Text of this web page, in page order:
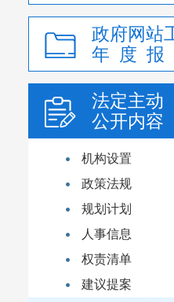
政府网站
年 度 报
法定主动
公开内容
机构设置
政策法规
规划计划
人事信息
权责清单
建议提案